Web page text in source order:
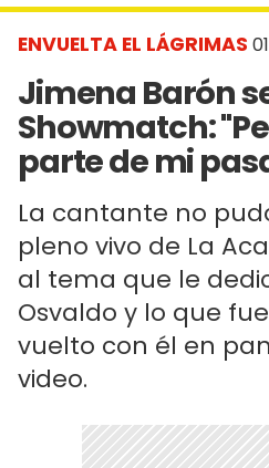
ENVUELTA EL LÁGRIMAS
Jimena Barón
Showmatch:
parte de mi
La cantante no
pleno vivo de La
al tema que le
Osvaldo y lo que
vuelto con él en
video.